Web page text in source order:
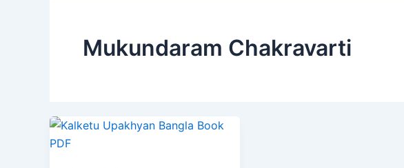
Mukundaram Chakravarti